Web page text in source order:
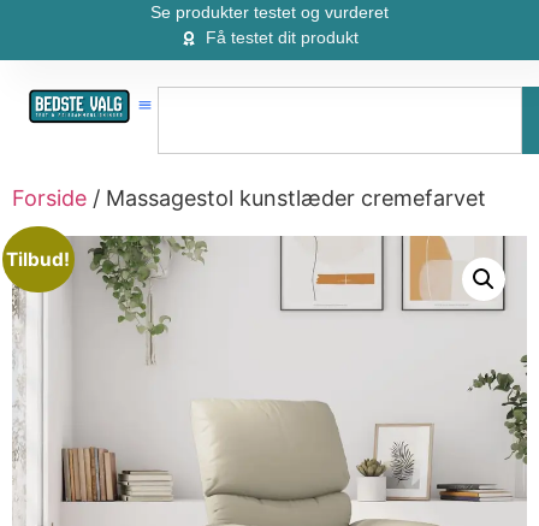
Se produkter testet og vurderet
Få testet dit produkt
Forside / Massagestol kunstlæder cremefarvet
Tilbud!